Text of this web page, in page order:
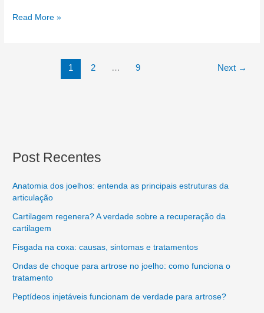
Read More »
1 2 … 9 Next →
Post Recentes
Anatomia dos joelhos: entenda as principais estruturas da
articulação
Cartilagem regenera? A verdade sobre a recuperação da
cartilagem
Fisgada na coxa: causas, sintomas e tratamentos
Ondas de choque para artrose no joelho: como funciona o
tratamento
Peptídeos injetáveis funcionam de verdade para artrose?